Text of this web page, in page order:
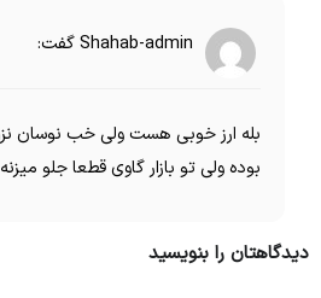
Shahab-adminگفت:
بله ارز خوبی هست ولی خب نوسان
بوده ولی تو بازار گاوی قطعا جلو میزنه
دیدگاهتان را بنویسید